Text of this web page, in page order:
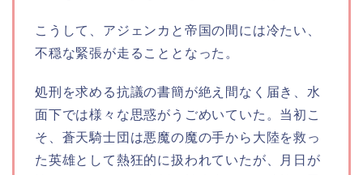
こうして、アジェンカと帝国の間には冷たい、
不穏な緊張が走ることとなった。
処刑を求める抗議の書簡が絶え間なく届き、水
面下では様々な思惑がうごめいていた。当初こ
そ、蒼天騎士団は悪魔の魔の手から大陸を救っ
た英雄として熱狂的に扱われていたが、月日が